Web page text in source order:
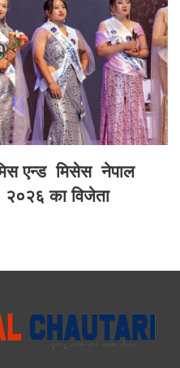
एन्ड मिसेस नेपाल
का विजेता